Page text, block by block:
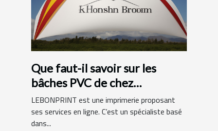
Que faut-il savoir sur les
bâches PVC de chez
LEBONPRINT ?
LEBONPRINT est une imprimerie proposant
ses services en ligne. C’est un spécialiste basé
dans...